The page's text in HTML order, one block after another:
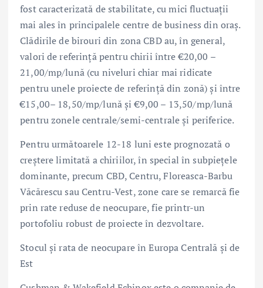
fost caracterizată de stabilitate, cu mici fluctuații
mai ales în principalele centre de business din oraș.
Clădirile de birouri din zona CBD au, în general,
valori de referință pentru chirii între €20,00 –
21,00/mp/lună (cu niveluri chiar mai ridicate
pentru unele proiecte de referință din zonă) și între
€15,00– 18,50/mp/lună și €9,00 – 13,50/mp/lună
pentru zonele centrale/semi-centrale și periferice.
Pentru următoarele 12-18 luni este prognozată o
creștere limitată a chiriilor, în special în subpiețele
dominante, precum CBD, Centru, Floreasca-Barbu
Văcărescu sau Centru-Vest, zone care se remarcă fie
prin rate reduse de neocupare, fie printr-un
portofoliu robust de proiecte în dezvoltare.
Stocul și rata de neocupare în Europa Centrală și de
Est